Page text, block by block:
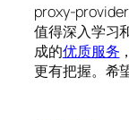
proxy-
值得深入学习
成的优质服务
更有把握。希